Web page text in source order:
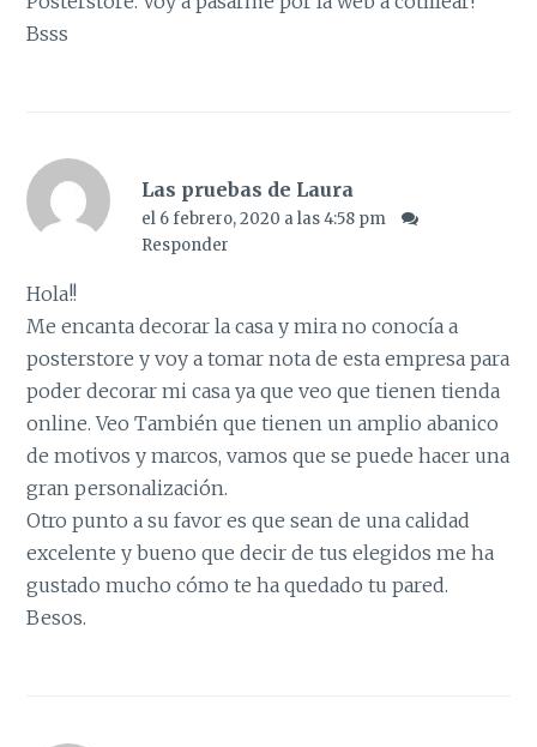
Bsss
Las pruebas de Laura
el 6 febrero, 2020 a las 4:58 pm
Responder
Hola!!
Me encanta decorar la casa y mira no conocía a
posterstore y voy a tomar nota de esta empresa para
poder decorar mi casa ya que veo que tienen tienda
online. Veo También que tienen un amplio abanico
de motivos y marcos, vamos que se puede hacer una
gran personalización.
Otro punto a su favor es que sean de una calidad
excelente y bueno que decir de tus elegidos me ha
gustado mucho cómo te ha quedado tu pared.
Besos.